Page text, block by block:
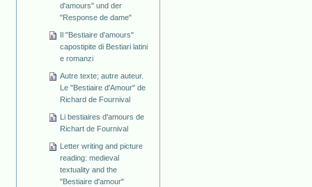
d'amours" und der
"Response de dame"
Il "Bestiaire d'amours"
capostipite di Bestiari latini
e romanzi
Autre texte; autre auteur.
Le "Bestiaire d'Amour" de
Richard de Fournival
Li bestiaires d'amours de
Richart de Fournival
Letter writing and picture
reading: medieval
textuality and the
"Bestiaire d'amour"